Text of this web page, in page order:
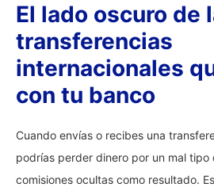
El lado oscuro de
transferencias
internacionales
con tu banco
Cuando envías o recibes una
podrías perder dinero por un mal
comisiones ocultas como resultado.